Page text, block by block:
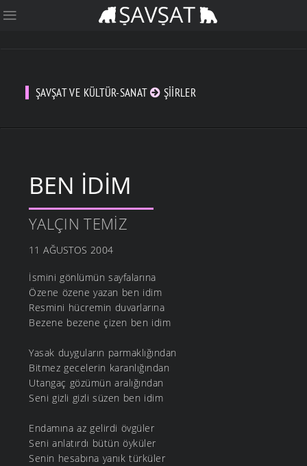
ŞAVŞAT VE KÜLTÜR-SANAT ŞIIRLER
BEN İDIM
YALÇIN TEMIZ
11 AĞUSTOS 2004
İsmini gönlümün sayfalarına
Özene özene yazan ben idim
Resmini hücremin duvarlarına
Bezene bezene çizen ben idim
Yasak duyguların parmaklığından
Bitmez gecelerin karanlığından
Utangaç gözümün aralığından
Seni gizli gizli süzen ben idim
Endamına az gelirdi övgüler
Seni anlatırdı bütün öyküler
Senin hesabına yanık türküler